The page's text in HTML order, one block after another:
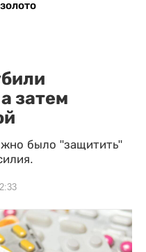
затем
было "защитить"